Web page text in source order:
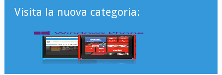
Visita la nuova categoria: